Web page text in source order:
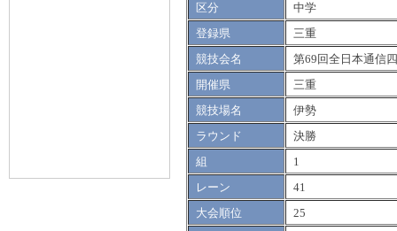
区分
中学
登録県
三重
競技会名
第69回全日本通信
開催県
三重
競技場名
伊勢
ラウンド
決勝
組
1
レーン
41
大会順位
25